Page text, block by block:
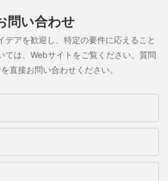
問い合わせ
デアを歓迎し、特定の要件に応えること
ては、Webサイトをご覧ください。質問
直接お問い合わせください。